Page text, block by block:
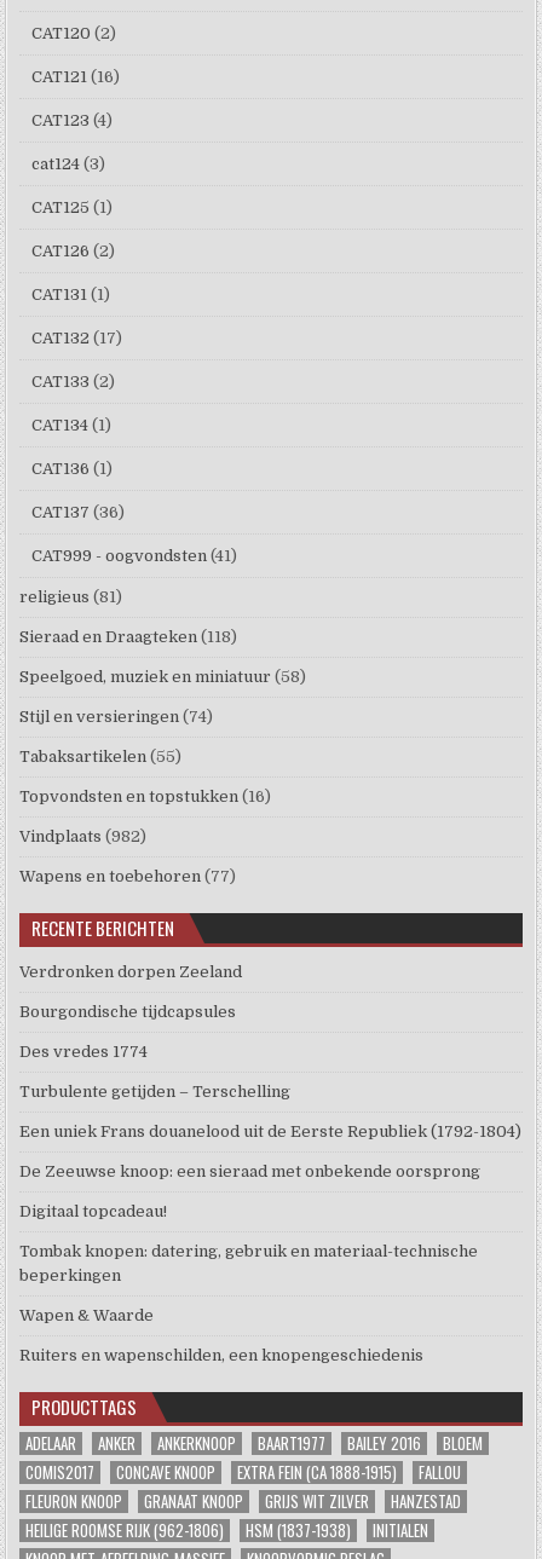
CAT120 (2)
CAT121 (16)
CAT123 (4)
cat124 (3)
CAT125 (1)
CAT126 (2)
CAT131 (1)
CAT132 (17)
CAT133 (2)
CAT134 (1)
CAT136 (1)
CAT137 (36)
CAT999 - oogvondsten (41)
religieus (81)
Sieraad en Draagteken (118)
Speelgoed, muziek en miniatuur (58)
Stijl en versieringen (74)
Tabaksartikelen (55)
Topvondsten en topstukken (16)
Vindplaats (982)
Wapens en toebehoren (77)
RECENTE BERICHTEN
Verdronken dorpen Zeeland
Bourgondische tijdcapsules
Des vredes 1774
Turbulente getijden – Terschelling
Een uniek Frans douanelood uit de Eerste Republiek (1792-1804)
De Zeeuwse knoop: een sieraad met onbekende oorsprong
Digitaal topcadeau!
Tombak knopen: datering, gebruik en materiaal-technische
beperkingen
Wapen & Waarde
Ruiters en wapenschilden, een knopengeschiedenis
PRODUCTTAGS
ADELAAR ANKER ANKERKNOOP BAART1977 BAILEY 2016
BLOEM
COMIS2017
CONCAVE KNOOP EXTRA FEIN (CA 1888-1915)
FALLOU
FLEURON KNOOP
GRANAAT KNOOP GRIJS WIT ZILVER
HANZESTAD
HEILIGE ROOMSE RIJK (962-1806)
HSM (1837-1938)
INITIALEN